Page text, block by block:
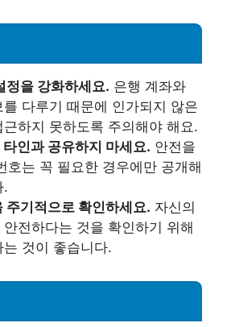
정을 강화하세요. 은행 계좌와
를 다루기 때문에 인가되지 않은
하지 못하도록 주의해야 해요.
인과 공유하지 마세요. 안전을
호는 꼭 필요한 경우에만 공개해
.
주기적으로 확인하세요. 자신의
전하다는 것을 확인하기 위해
는 것이 좋습니다.